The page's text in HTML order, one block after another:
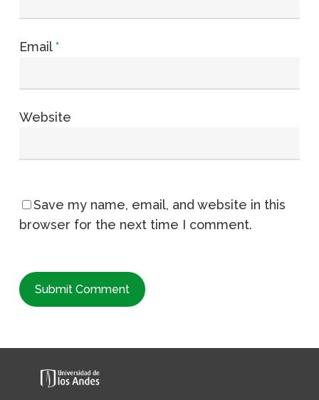
Email*
Website
Save my name, email, and website in this
browser for the next time I comment.